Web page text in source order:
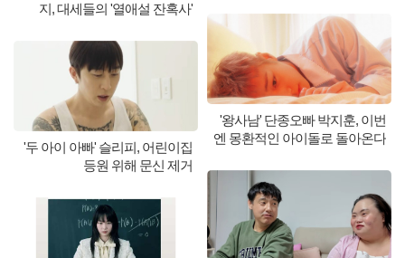
지, 대세들의 '열애설 잔혹사'
'두 아이 아빠' 슬리피, 어린이집
등원 위해 문신 제거
'왕사남' 단종오빠 박지훈, 이번
엔 몽환적인 아이돌로 돌아온다